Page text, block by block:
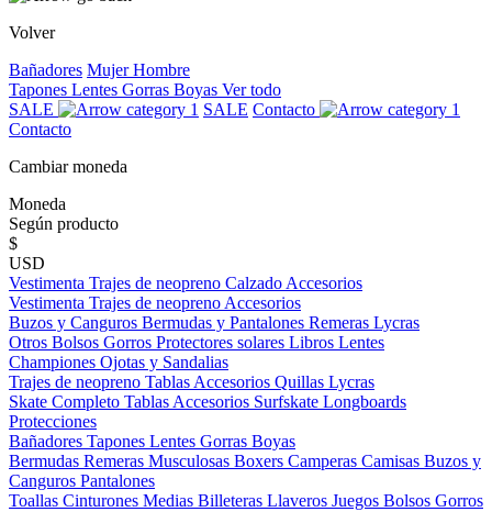
Volver
Bañadores MujerHombre
Tapones Lentes Gorras Boyas Ver todo
SALE
SALE Contacto
Contacto
Cambiar moneda
Moneda
Según producto
$
USD
Vestimenta Trajes de neopreno Calzado Accesorios
Vestimenta Trajes de neopreno Accesorios
Buzos y Canguros Bermudas y Pantalones Remeras Lycras
Otros Bolsos Gorros Protectores solares Libros Lentes
Championes Ojotas y Sandalias
Trajes de neopreno Tablas Accesorios Quillas Lycras
Skate Completo Tablas Accesorios Surfskate Longboards
Protecciones
Bañadores Tapones Lentes Gorras Boyas
Bermudas Remeras Musculosas Boxers Camperas Camisas Buzos y
Canguros Pantalones
Toallas Cinturones Medias Billeteras Llaveros Juegos Bolsos Gorros